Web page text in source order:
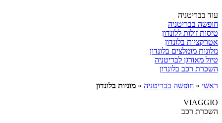
עוד בבריטניה
חופשה בבריטניה
טיסות זולות ללונדון
אטרקציות בלונדון
מלונות מומלצים בלונדון
טיול מאורגן לבריטניה
השכרת רכב בלונדון
ראשי » חופשה בבריטניה » מוניות בלונדון
VIAGGIO
השכרת רכב